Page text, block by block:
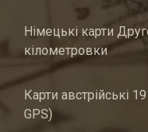
Німецькі карти
кілометровки
Карти австрійські
GPS)